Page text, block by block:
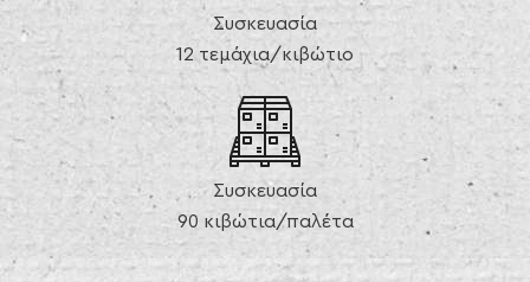
Συσκευασία
12 τεμάχια/κιβώτιο
Συσκευασία
90 κιβώτια/παλέτα